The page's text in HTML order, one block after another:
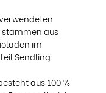
aus
im
Sendling.
aus 100 %